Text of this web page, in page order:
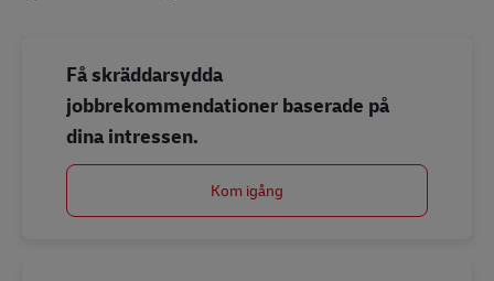
Få skräddarsydda
jobbrekommendationer baserade på
dina intressen.
Kom igång